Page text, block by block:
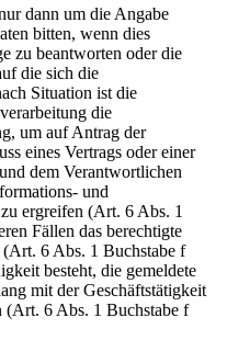
dann um die Angabe
bitten, wenn dies
zu beantworten oder die
die sich die
Situation ist die
die
um auf Antrag der
eines Vertrags oder einer
dem Verantwortlichen
und
ergreifen (Art. 6 Abs. 1
Fällen das berechtigte
(Art. 6 Abs. 1 Buchstabe f
besteht, die gemeldete
mit der Geschäftstätigkeit
(Art. 6 Abs. 1 Buchstabe f